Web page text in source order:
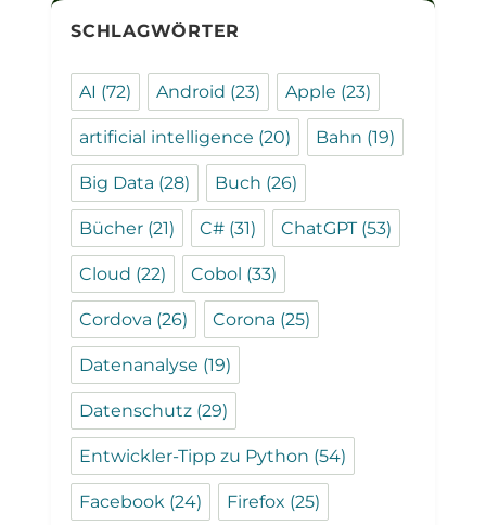
SCHLAGWÖRTER
AI (72) Android (23) Apple (23)
artificial intelligence (20) Bahn (19)
Big Data (28) Buch (26)
Bücher (21) C# (31) ChatGPT(53)
Cloud (22) Cobol (33)
Cordova (26) Corona (25)
Datenanalyse (19)
Datenschutz (29)
Entwickler-Tipp zu Python (54)
Facebook (24) Firefox (25)